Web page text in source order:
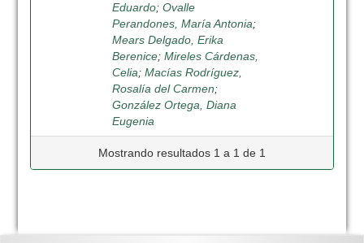
Eduardo; Ovalle
Perandones, María Antonia;
Mears Delgado, Erika
Berenice; Mireles Cárdenas,
Celia; Macías Rodríguez,
Rosalía del Carmen;
González Ortega, Diana
Eugenia
Mostrando resultados 1 a 1 de 1